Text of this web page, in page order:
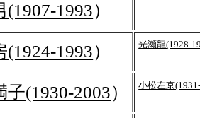
(1907-1993）
(1924-1993） 光瀬龍(1928-
子(1930-2003） 小松左京